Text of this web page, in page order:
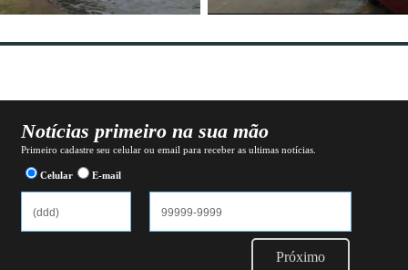
Notícias primeiro na sua mão
Primeiro cadastre seu celular ou email para receber as ultimas notícias.
Celular E-mail
Próximo